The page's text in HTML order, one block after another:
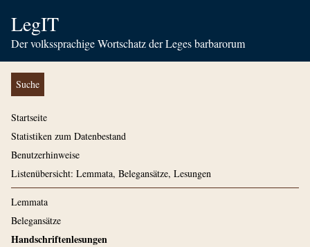
LegIT
Der volkssprachige Wortschatz der Leges barbarorum
Suche
Startseite
Statistiken zum Datenbestand
Benutzerhinweise
Listenübersicht: Lemmata, Belegansätze, Lesungen
Lemmata
Belegansätze
Handschriftenlesungen